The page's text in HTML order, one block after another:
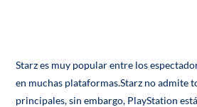
Starz es muy popular entre los
en muchas plataformas.Starz no admite
principales, sin embargo, PlayStation